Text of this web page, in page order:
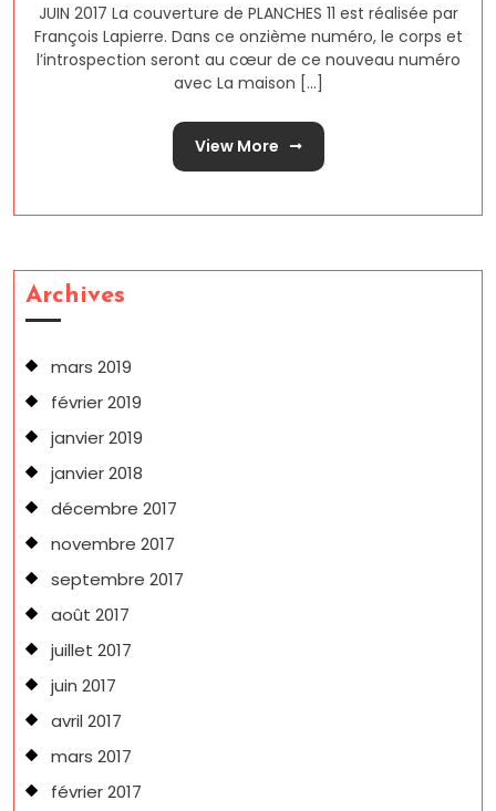
JUIN 2017 La couverture de PLANCHES 11 est réalisée par
François Lapierre. Dans ce onzième numéro, le corps et
l’introspection seront au cœur de ce nouveau numéro
avec La maison [...]
View More
Archives
mars 2019
février 2019
janvier 2019
janvier 2018
décembre 2017
novembre 2017
septembre 2017
août 2017
juillet 2017
juin 2017
avril 2017
mars 2017
février 2017